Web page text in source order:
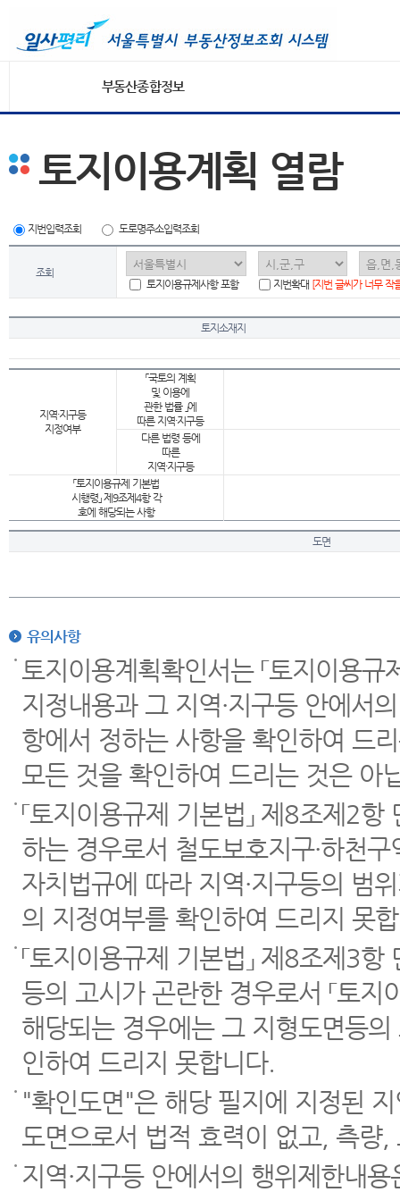
부동산종합정보
토지이용계획 열람
지번입력조회 도로명주소입력조회
조회
토지이용규제사항 포함
지번확대 [지번 글씨가 너무 작
토지소재지
지역·지구등
지정여부
「국토의 계획
및 이용에
관한 법률 」에
따른 지역·지구등
다른 법령 등에
따른
지역·지구등
「토지이용규제 기본법
시행령」 제9조제4항 각
호에 해당되는 사항
도면
유의사항
토지이용계획확인서는 「토지이용
지정내용과 그 지역·지구등 안에서
항에서 정하는 사항을 확인하여 드
모든 것을 확인하여 드리는 것은 아
「토지이용규제 기본법」 제8조제2
하는 경우로서 철도보호지구·하천
자치법규에 따라 지역·지구등의 범
의 지정여부를 확인하여 드리지 못
「토지이용규제 기본법」 제8조제3
등의 고시가 곤란한 경우로서 「토
해당되는 경우에는 그 지형도면등
인하여 드리지 못합니다.
"확인도면"은 해당 필지에 지정된
도면으로서 법적 효력이 없고, 측량
지역·지구등 안에서의 행위제한내